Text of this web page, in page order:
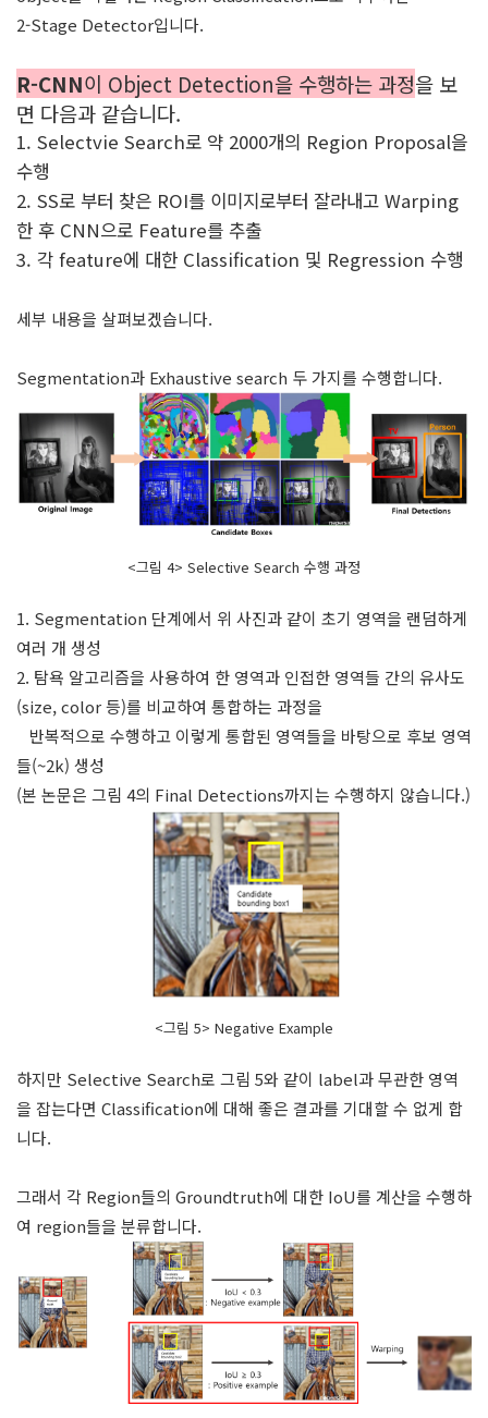
2-Stage Detector입니다.
R-CNN이 Object Detection을 수행하는 과정을 보
면 다음과 같습니다.
1. Selectvie Search로 약 2000개의 Region Proposal을
수행
2. SS로 부터 찾은 ROI를 이미지로부터 잘라내고 Warping
한 후 CNN으로 Feature를 추출
3. 각 feature에 대한 Classification 및 Regression 수행
세부 내용을 살펴보겠습니다.
Segmentation과 Exhaustive search 두 가지를 수행합니다.
<그림 4> Selective Search 수행 과정
1. Segmentation 단계에서 위 사진과 같이 초기 영역을 랜덤하게
여러 개 생성
2. 탐욕 알고리즘을 사용하여 한 영역과 인접한 영역들 간의 유사도
(size, color 등)를 비교하여 통합하는 과정을
반복적으로 수행하고 이렇게 통합된 영역들을 바탕으로 후보 영역
들(~2k) 생성
(본 논문은 그림 4의 Final Detections까지는 수행하지 않습니다.)
<그림 5> Negative Example
하지만 Selective Search로 그림 5와 같이 label과 무관한 영역
을 잡는다면 Classification에 대해 좋은 결과를 기대할 수 없게 합
니다.
그래서 각 Region들의 Groundtruth에 대한 IoU를 계산을 수행하
여 region들을 분류합니다.